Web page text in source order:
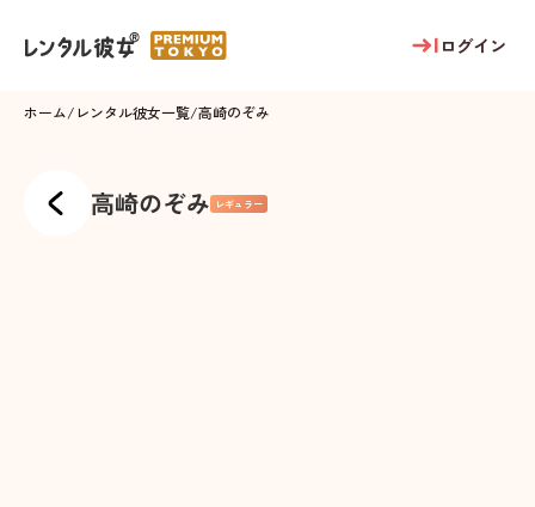
ログイン
ホーム/レンタル彼女一覧/高崎のぞみ
高崎のぞみ レギュラー